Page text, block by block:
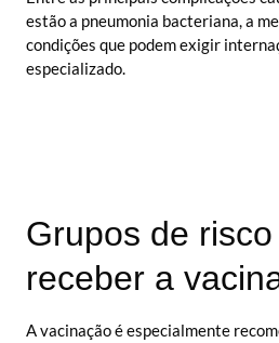
estão a pneumonia bacteriana, a
condições que podem exigir
especializado.
Grupos de
receber a
A vacinação é especialmente